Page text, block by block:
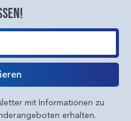
mit Informationen zu
erhalten.